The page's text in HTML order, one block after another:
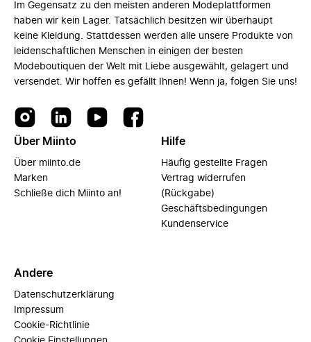
Im Gegensatz zu den meisten anderen Modeplattformen
haben wir kein Lager. Tatsächlich besitzen wir überhaupt
keine Kleidung. Stattdessen werden alle unsere Produkte von
leidenschaftlichen Menschen in einigen der besten
Modeboutiquen der Welt mit Liebe ausgewählt, gelagert und
versendet. Wir hoffen es gefällt Ihnen! Wenn ja, folgen Sie uns!
Über Miinto
Über miinto.de
Marken
Schließe dich Miinto an!
Hilfe
Häufig gestellte Fragen
Vertrag widerrufen
(Rückgabe)
Geschäftsbedingungen
Kundenservice
Andere
Datenschutzerklärung
Impressum
Cookie-Richtlinie